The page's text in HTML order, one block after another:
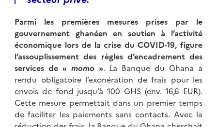
Parmi les premières mesures prises par le
gouvernement ghanéen en soutien à l’activité
économique lors de la crise du COVID-19, figure
l’assouplissement des règles d’encadrement des
services de « momo». La Banque du Ghana a
rendu obligatoire l’exonération de frais pour les
envois de fond jusqu’à 100 GHS (env. 16,6 EUR).
Cette mesure permettait dans un premier temps
de faciliter les paiements sans contacts. Avec la